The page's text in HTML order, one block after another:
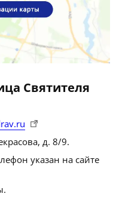
Святителя
д. 8/9.
указан на сайте